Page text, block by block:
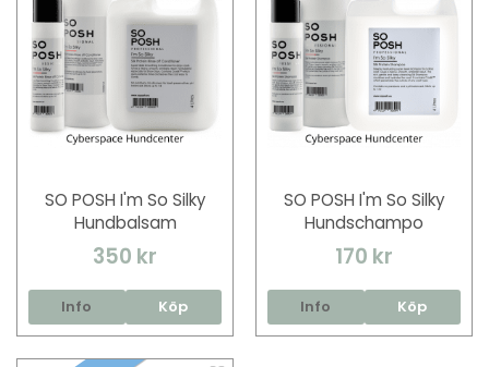
SO POSH I'm So Silky
Hundbalsam
350 kr
Info Köp
SO POSH I'm So Silky
Hundschampo
170 kr
Info Köp